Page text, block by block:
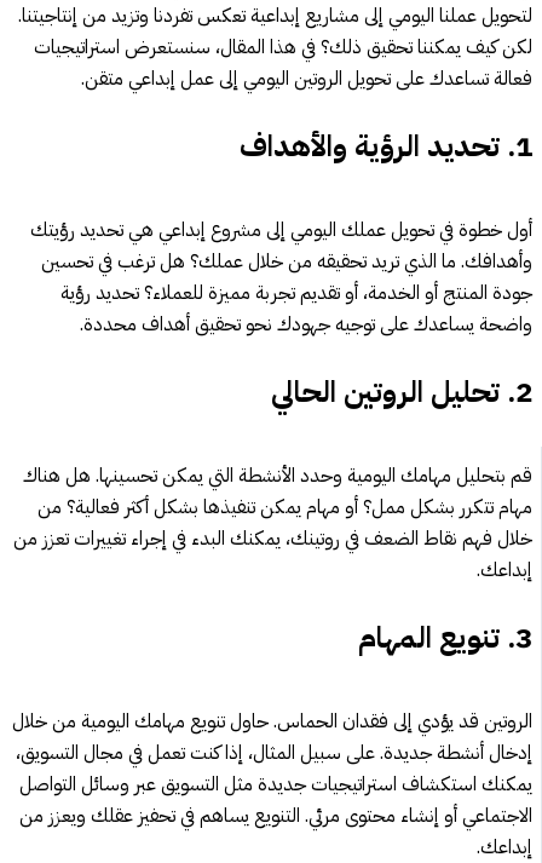
لتحويل عملنا اليومي إلى مشاريع إبداعية تعكس تفردنا وتزيد من إنتاجيتنا.
لكن كيف يمكننا تحقيق ذلك؟ في هذا المقال، سنستعرض استراتيجيات
فعالة تساعدك على تحويل الروتين اليومي إلى عمل إبداعي متقن.
1. تحديد الرؤية والأهداف
أول خطوة في تحويل عملك اليومي إلى مشروع إبداعي هي تحديد رؤيتك
وأهدافك. ما الذي تريد تحقيقه من خلال عملك؟ هل ترغب في تحسين
جودة المنتج أو الخدمة، أو تقديم تجربة مميزة للعملاء؟ تحديد رؤية
واضحة يساعدك على توجيه جهودك نحو تحقيق أهداف محددة.
2. تحليل الروتين الحالي
قم بتحليل مهامك اليومية وحدد الأنشطة التي يمكن تحسينها. هل هناك
مهام تتكرر بشكل ممل؟ أو مهام يمكن تنفيذها بشكل أكثر فعالية؟ من
خلال فهم نقاط الضعف في روتينك، يمكنك البدء في إجراء تغييرات تعزز من
إبداعك.
3. تنويع المهام
الروتين قد يؤدي إلى فقدان الحماس. حاول تنويع مهامك اليومية من خلال
إدخال أنشطة جديدة. على سبيل المثال، إذا كنت تعمل في مجال التسويق،
يمكنك استكشاف استراتيجيات جديدة مثل التسويق عبر وسائل التواصل
الاجتماعي أو إنشاء محتوى مرئي. التنويع يساهم في تحفيز عقلك ويعزز من
إبداعك.